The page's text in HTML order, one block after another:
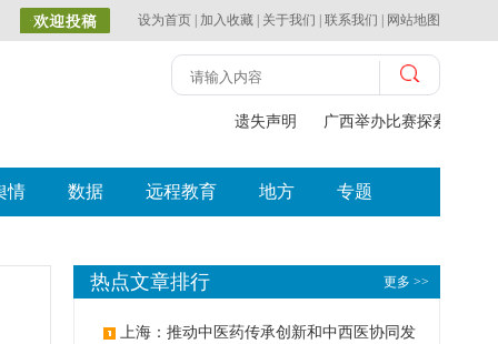
设为首页 加入收藏 关于我们 联系我们 网站地图
遗失声明 广西举办比赛探索中（
情 数据 远程教育 地方 专题
更多 >>
热点文章排行
上海：推动中医药传承创新和中西医协同发